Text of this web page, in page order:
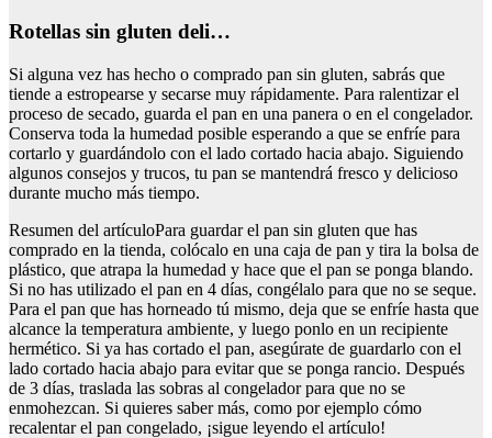
Rotellas sin gluten deli…
Si alguna vez has hecho o comprado pan sin gluten, sabrás que
tiende a estropearse y secarse muy rápidamente. Para ralentizar el
proceso de secado, guarda el pan en una panera o en el congelador.
Conserva toda la humedad posible esperando a que se enfríe para
cortarlo y guardándolo con el lado cortado hacia abajo. Siguiendo
algunos consejos y trucos, tu pan se mantendrá fresco y delicioso
durante mucho más tiempo.
Resumen del artículoPara guardar el pan sin gluten que has
comprado en la tienda, colócalo en una caja de pan y tira la bolsa de
plástico, que atrapa la humedad y hace que el pan se ponga blando.
Si no has utilizado el pan en 4 días, congélalo para que no se seque.
Para el pan que has horneado tú mismo, deja que se enfríe hasta que
alcance la temperatura ambiente, y luego ponlo en un recipiente
hermético. Si ya has cortado el pan, asegúrate de guardarlo con el
lado cortado hacia abajo para evitar que se ponga rancio. Después
de 3 días, traslada las sobras al congelador para que no se
enmohezcan. Si quieres saber más, como por ejemplo cómo
recalentar el pan congelado, ¡sigue leyendo el artículo!